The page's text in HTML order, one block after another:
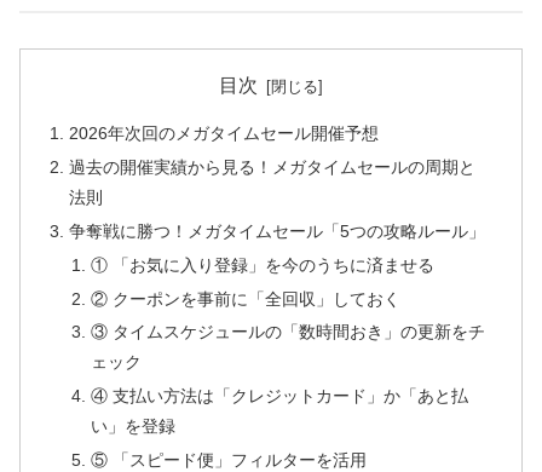
目次
2026年次回のメガタイムセール開催予想
過去の開催実績から見る！メガタイムセールの周期と
法則
争奪戦に勝つ！メガタイムセール「5つの攻略ルール」
① 「お気に入り登録」を今のうちに済ませる
② クーポンを事前に「全回収」しておく
③ タイムスケジュールの「数時間おき」の更新をチ
ェック
④ 支払い方法は「クレジットカード」か「あと払
い」を登録
⑤ 「スピード便」フィルターを活用